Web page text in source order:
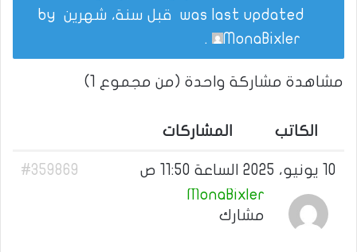
was last updated قبل سنة، شهرين
MonaBixler
.
مشاهدة مشاركة واحدة (من مجموع 1)
الكاتب المشاركات
10 يونيو، 2025 الساعة 11:50 ص
#359869
MonaBixler
مشارك